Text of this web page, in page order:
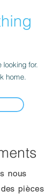
looking for.
home.
nous
pièces